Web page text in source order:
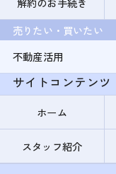
売りたい・買いたい
不動産活用
サイトコンテンツ
ホーム
スタッフ紹介